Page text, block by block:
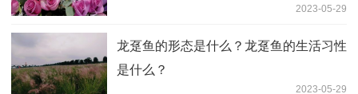
2023-05-29
龙趸鱼的形态是什么？龙趸鱼的生活习性
是什么？
2023-05-29